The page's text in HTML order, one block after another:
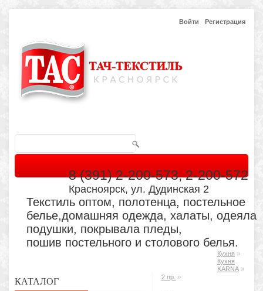
Войти Регистрация
8 (391) 2-200-573, 2-200-572
Красноярск, ул. Дудинская 2
Текстиль оптом, полотенца, постельное
белье,домашняя одежда, халаты, одеяла
подушки, покрывала пледы,
пошив постельного и столового белья.
КАТАЛОГ
Кухня »
Кухня
KARNA »
2 пр. »